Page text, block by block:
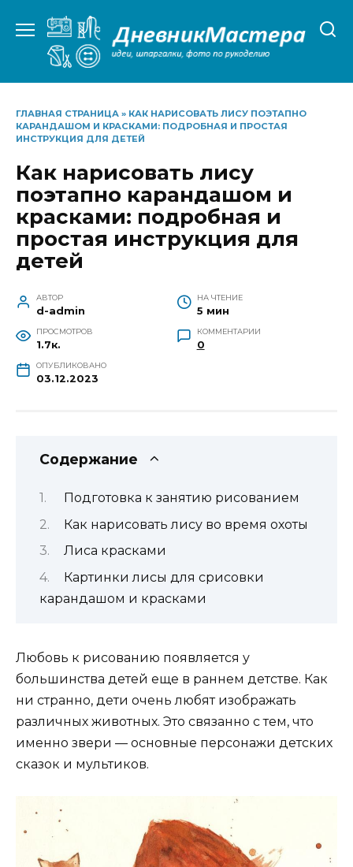
содержанию
ГЛАВНАЯ СТРАНИЦА » КАК НАРИСОВАТЬ ЛИСУ ПОЭТАПНО
КАРАНДАШОМ И КРАСКАМИ: ПОДРОБНАЯ И ПРОСТАЯ
ИНСТРУКЦИЯ ДЛЯ ДЕТЕЙ
Как нарисовать лису
поэтапно карандашом и
красками: подробная и
простая инструкция для
детей
АВТОР
d-admin
НА ЧТЕНИЕ
5 мин
ПРОСМОТРОВ
1.7к.
КОММЕНТАРИИ
0
ОПУБЛИКОВАНО
03.12.2023
Содержание
Подготовка к занятию рисованием
Как нарисовать лису во время охоты
Лиса красками
Картинки лисы для срисовки
карандашом и красками
Любовь к рисованию появляется у
большинства детей еще в раннем детстве. Как
ни странно, дети очень любят изображать
различных животных. Это связанно с тем, что
именно звери — основные персонажи детских
сказок и мультиков.